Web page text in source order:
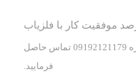
موفقیت کار با فلزیاب
سلام بله برای مشاوره با شماره 09192121179 تماس حاصل
فرمایید.